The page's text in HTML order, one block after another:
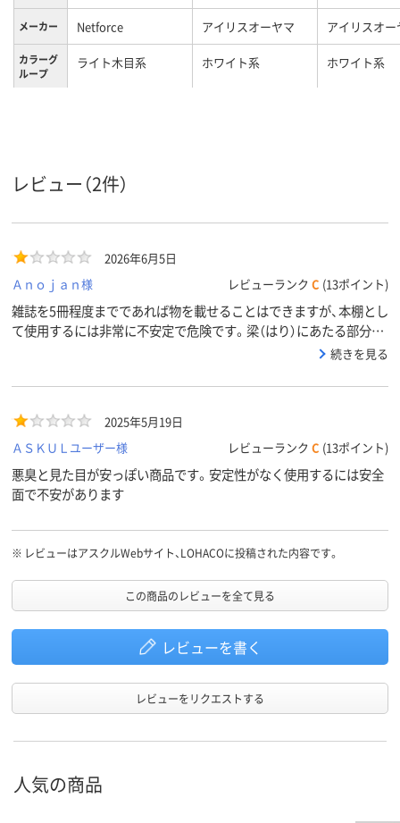
メーカー Netforce アイリスオーヤマ アイリスオー
カラーグ
ループ
ライト木目系 ホワイト系 ホワイト系
レビュー（2件）
2026年6月5日
Ａｎｏｊａｎ様
レビューランク C (13ポイント)
雑誌を5冊程度までであれば物を載せることはできますが、本棚とし
て使用するには非常に不安定で危険です。梁（はり）にあたる部分が
ないため、ネジをしっかり締めてもグラつきます。キャスターを外
バー（白い針金部分）は前後で長さが約5mm異なるパーツもあり、見
かかっている箇所があり、全体的に安定性がなく品質に不満が残り
ます。
続きを見る
2025年5月19日
ＡＳＫＵＬユーザー様
レビューランク C (13ポイント)
悪臭と見た目が安っぽい商品です。安定性がなく使用するには安全
面で不安があります
※ レビューはアスクルWebサイト、LOHACOに投稿された内容です。
この商品のレビューを全て見る
レビューを書く
レビューをリクエストする
人気の商品